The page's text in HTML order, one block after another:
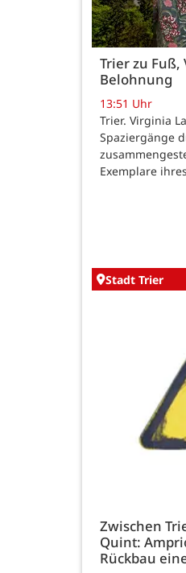
Trier zu Fuß,
Belohnung
13:51 Uhr
Trier. Virginia
Spaziergänge
Exemplare
Stadt Trier
Zwischen
Quint:
Rückbau